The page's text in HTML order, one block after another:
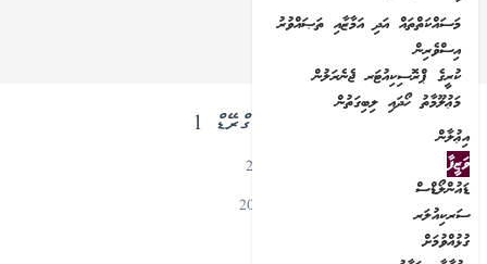
މަސައްކަތްތައް އަދި އަމާޒާއި ތަޞައްވުރު
އިސްވެރިން
ކުރީގެ ޕްރޮސިކިއުޓަރ ޖެނެރަލުން
މަޢުލޫމާތު ހޯދައި ލިބިގަތުން
އިޢުލާން
ވަޒީފާ
ޑައުންލޯޑްސް
ސަރކިއުލަރ
ގުޅުއްވުމަށް
ފުރަތަމަ ޞަފްޙާ / ވަޒީފާ
އެސިސްޓެންޓް ކޭސް އޮފިސަރ ގްރޭޑް 1
އިޢުލާން ކުރި ތާރީޚް: 05 ނޮވެންބަރު 2025
މުއްދަތު ހަމަވާ ތާރީޚް: 13 ނޮވެންބަރު 2025